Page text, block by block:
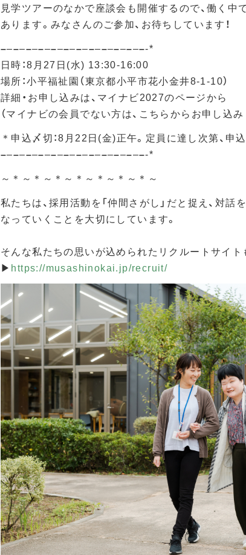
見学ツアーのなかで座談会も開催するので、働く中
あります。みなさんのご参加、お待ちしています！
–––––––––––––––––––––––-*
日時：8月27日(水) 13:30-16:00
場所：小平福祉園（東京都小平市花小金井8-1-10）
詳細・お申し込みは、マイナビ2027のページから
（マイナビの会員でない方は、こちらからお申し込み
＊申込〆切：8月22日(金)正午。定員に達し次第、申
–––––––––––––––––––––––-*
～＊～＊～＊～＊～＊～＊～＊～
私たちは、採用活動を「仲間さがし」だと捉え、対
なっていくことを大切にしています。
そんな私たちの思いが込められたリクルートサイト
▶ https://musashinokai.jp/recruit/